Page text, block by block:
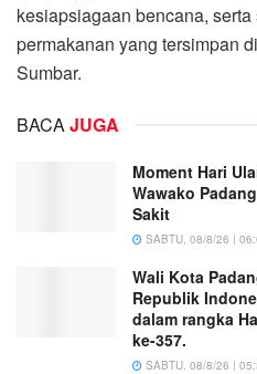
kesiapsiagaan bencana,
permakanan yang tersimpan
Sumbar.
BACA JUGA
Moment Hari
Wawako
Sakit
SABTU, 08/8/26 |
Wali Kota
Republik
dalam rangka
ke-357.
SABTU, 08/8/26 |